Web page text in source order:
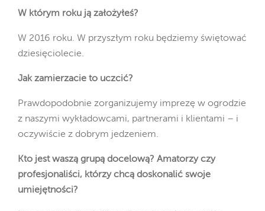
W którym roku ją założyłeś?
W 2016 roku. W przyszłym roku będziemy świętować
dziesięciolecie.
Jak zamierzacie to uczcić?
Prawdopodobnie zorganizujemy imprezę w ogrodzie
z naszymi wykładowcami, partnerami i klientami – i
oczywiście z dobrym jedzeniem.
Kto jest waszą grupą docelową? Amatorzy czy
profesjonaliści, którzy chcą doskonalić swoje
umiejętności?